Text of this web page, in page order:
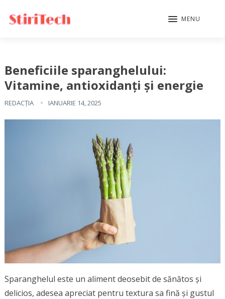
MENU
Beneficiile sparanghelului:
Vitamine, antioxidanți și energie
REDACȚIA IANUARIE 14, 2025
Sparanghelul este un aliment deosebit de sănătos și
delicios, adesea apreciat pentru textura sa fină și gustul